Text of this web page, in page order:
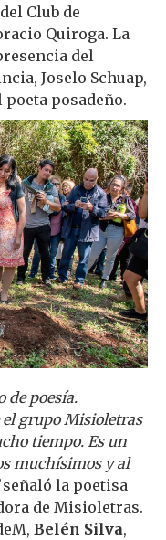
Club de
Quiroga. La
del
Joselo Schuap,
posadeño.
de poesía.
el grupo Misioletras
tiempo. Es un
muchísimos y al
señaló la poetisa
de Misioletras.
Belén Silva,